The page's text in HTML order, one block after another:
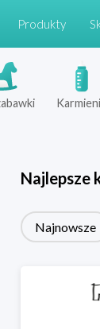
Produkty
Najlepsze
Najnowsze